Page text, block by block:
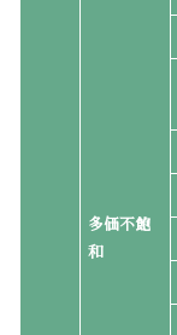
多価不飽
和